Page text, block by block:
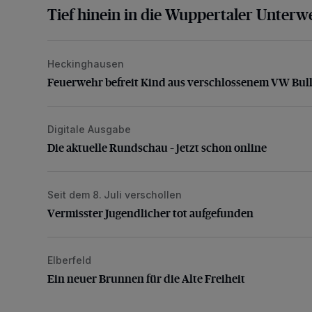
Tief hinein in die Wuppertaler
Feuerwehr befreit Kind aus verschlossenem VW Bulli
Heckinghausen
Feuerwehr befreit Kind aus verschlossenem VW
Die aktuelle Rundschau – jetzt schon online
Digitale Ausgabe
Die aktuelle Rundschau – jetzt schon online
Vermisster Jugendlicher tot aufgefunden
Seit dem 8. Juli verschollen
Vermisster Jugendlicher tot aufgefunden
Ein neuer Brunnen für die Alte Freiheit
Elberfeld
Ein neuer Brunnen für die Alte Freiheit